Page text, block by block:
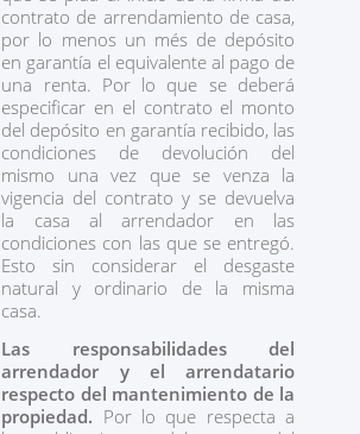
contrato de arrendamiento de casa,
por lo menos un més de depósito
en garantía el equivalente al pago de
una renta. Por lo que se deberá
especificar en el contrato el monto
del depósito en garantía recibido, las
condiciones de devolución del
mismo una vez que se venza la
vigencia del contrato y se devuelva
la casa al arrendador en las
condiciones con las que se entregó.
Esto sin considerar el desgaste
natural y ordinario de la misma
casa.
Las responsabilidades del
arrendador y el arrendatario
respecto del mantenimiento de la
propiedad. Por lo que respecta a